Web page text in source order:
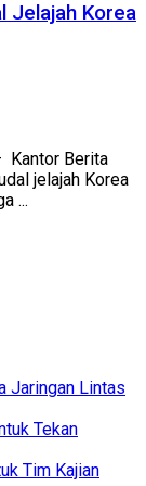
Jelajah Korea
Kantor Berita
jelajah Korea
...
Jaringan Lintas
Tekan
Tim Kajian